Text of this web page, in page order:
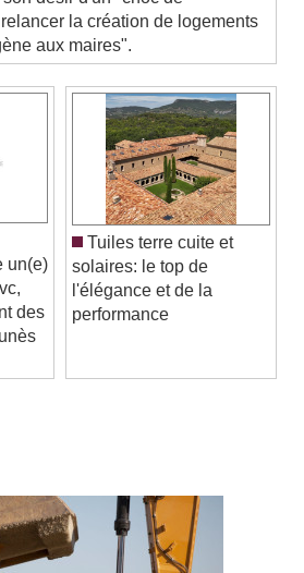
désir d'un "choc de
la création de logements
aux maires".
des
Tuiles terre cuite et
solaires: le top de
l'élégance et de la